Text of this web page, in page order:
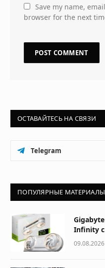
Save my name,
browser for the next
ОСТАВАЙТЕСЬ НА СВЯЗИ
Telegram
ПОПУЛЯРНЫЕ МАТЕРИАЛЫ
Infinity
09.08.2026